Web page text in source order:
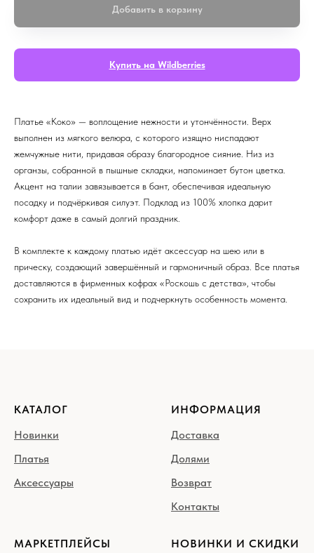
Добавить в корзину
Купить на Wildberries
Платье «Коко» — воплощение нежности и утончённости. Верх
выполнен из мягкого велюра, с которого изящно ниспадают
жемчужные нити, придавая образу благородное сияние. Низ из
органзы, собранной в пышные складки, напоминает бутон цветка.
Акцент на талии завязывается в бант, обеспечивая идеальную
посадку и подчёркивая силуэт. Подклад из 100% хлопка дарит
комфорт даже в самый долгий праздник.
В комплекте к каждому платью идёт аксессуар на шею или в
прическу, создающий завершённый и гармоничный образ. Все платья
доставляются в фирменных кофрах «Роскошь с детства», чтобы
сохранить их идеальный вид и подчеркнуть особенность момента.
КАТАЛОГ
Новинки
Платья
Аксессуары
ИНФОРМАЦИЯ
Доставка
Долями
Возврат
Контакты
МАРКЕТПЛЕЙСЫ НОВИНКИ И СКИДКИ